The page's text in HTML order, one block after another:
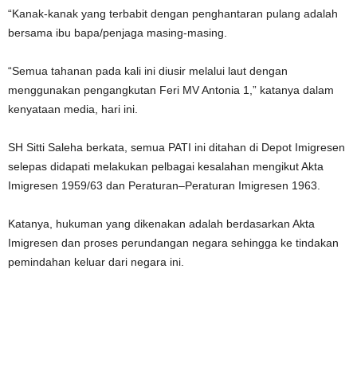
“Kanak-kanak yang terbabit dengan penghantaran pulang adalah
bersama ibu bapa/penjaga masing-masing.
“Semua tahanan pada kali ini diusir melalui laut dengan
menggunakan pengangkutan Feri MV Antonia 1,” katanya dalam
kenyataan media, hari ini.
SH Sitti Saleha berkata, semua PATI ini ditahan di Depot Imigresen
selepas didapati melakukan pelbagai kesalahan mengikut Akta
Imigresen 1959/63 dan Peraturan–Peraturan Imigresen 1963.
Katanya, hukuman yang dikenakan adalah berdasarkan Akta
Imigresen dan proses perundangan negara sehingga ke tindakan
pemindahan keluar dari negara ini.